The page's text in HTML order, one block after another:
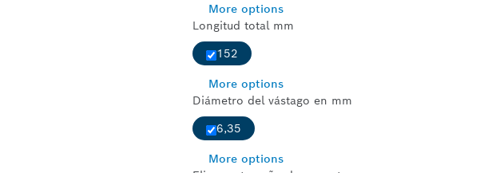
More options
Longitud total mm
152
More options
Diámetro del vástago en mm
6,35
More options